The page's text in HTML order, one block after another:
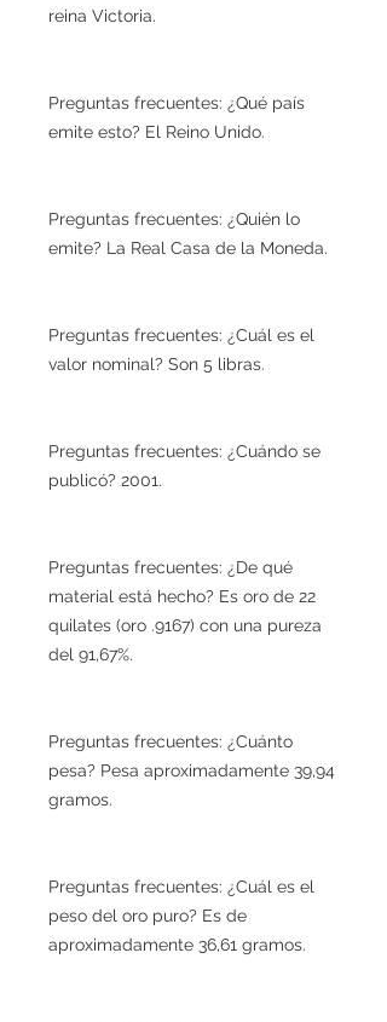
reina Victoria.
Preguntas frecuentes: ¿Qué país
emite esto? El Reino Unido.
Preguntas frecuentes: ¿Quién lo
emite? La Real Casa de la Moneda.
Preguntas frecuentes: ¿Cuál es el
valor nominal? Son 5 libras.
Preguntas frecuentes: ¿Cuándo se
publicó? 2001.
Preguntas frecuentes: ¿De qué
material está hecho? Es oro de 22
quilates (oro .9167) con una pureza
del 91,67%.
Preguntas frecuentes: ¿Cuánto
pesa? Pesa aproximadamente 39,94
gramos.
Preguntas frecuentes: ¿Cuál es el
peso del oro puro? Es de
aproximadamente 36,61 gramos.